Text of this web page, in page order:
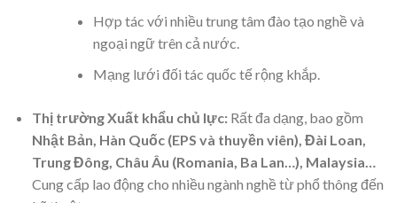
Hợp tác với nhiều trung tâm đào tạo nghề và
ngoại ngữ trên cả nước.
Mạng lưới đối tác quốc tế rộng khắp.
Thị trường Xuất khẩu chủ lực:Rất đa dạng, bao gồm
Nhật Bản, Hàn Quốc (EPS và thuyền viên), Đài Loan,
Trung Đông, Châu Âu (Romania, Ba Lan…), Malaysia…
Cung cấp lao động cho nhiều ngành nghề từ phổ thông đến